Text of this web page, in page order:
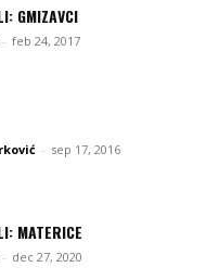
GMIZAVCI
- feb 24, 2017
- sep 17, 2016
MATERICE
- dec 27, 2020